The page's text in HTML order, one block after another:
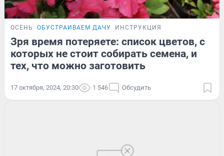
ОСЕНЬ ОБУСТРАИВАЕМ ДАЧУ ИНСТРУКЦИЯ
Зря время потеряете: список цветов, с
которых не стоит собирать семена, и
тех, что можно заготовить
17 октября, 2024, 20:30 1 546 Обсудить